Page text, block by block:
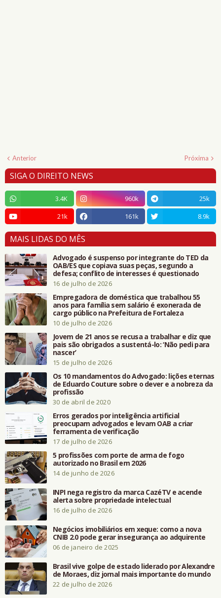
Anterior Próxima
SIGA O DIREITO NEWS
3.4K 960k
25k
21k
161k 8.9k
MAIS LIDAS DO MÊS
Advogado é suspenso por integrante do TED da
OAB/ES que copiava suas peças, segundo a
defesa; conflito de interesses é questionado
16 de julho de 2026
Empregadora de doméstica que trabalhou 55
anos para família sem salário é exonerada de
cargo público na Prefeitura de Fortaleza
10 de julho de 2026
Jovem de 21 anos se recusa a trabalhar e diz que
pais são obrigados a sustentá-lo: ‘Não pedi para
nascer’
15 de julho de 2026
Os 10 mandamentos do Advogado: lições eternas
de Eduardo Couture sobre o dever e a nobreza da
profissão
30 de abril de 2020
Erros gerados por inteligência artificial
preocupam advogados e levam OAB a criar
ferramenta de verificação
17 de julho de 2026
5 profissões com porte de arma de fogo
autorizado no Brasil em 2026
14 de junho de 2026
INPI nega registro da marca CazéTV e acende
alerta sobre propriedade intelectual
16 de julho de 2026
Negócios imobiliários em xeque: como a nova
CNIB 2.0 pode gerar insegurança ao adquirente
06 de janeiro de 2025
Brasil vive golpe de estado liderado por Alexandre
de Moraes, diz jornal mais importante do mundo
22 de julho de 2026